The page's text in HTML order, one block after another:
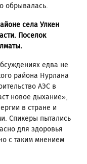
обрывалась.
села Улкен
Поселок
едва не
района Нурлана
АЭС в
новое дыхание»,
в стране и
Спикеры пытались
для здоровья
с таким мнением